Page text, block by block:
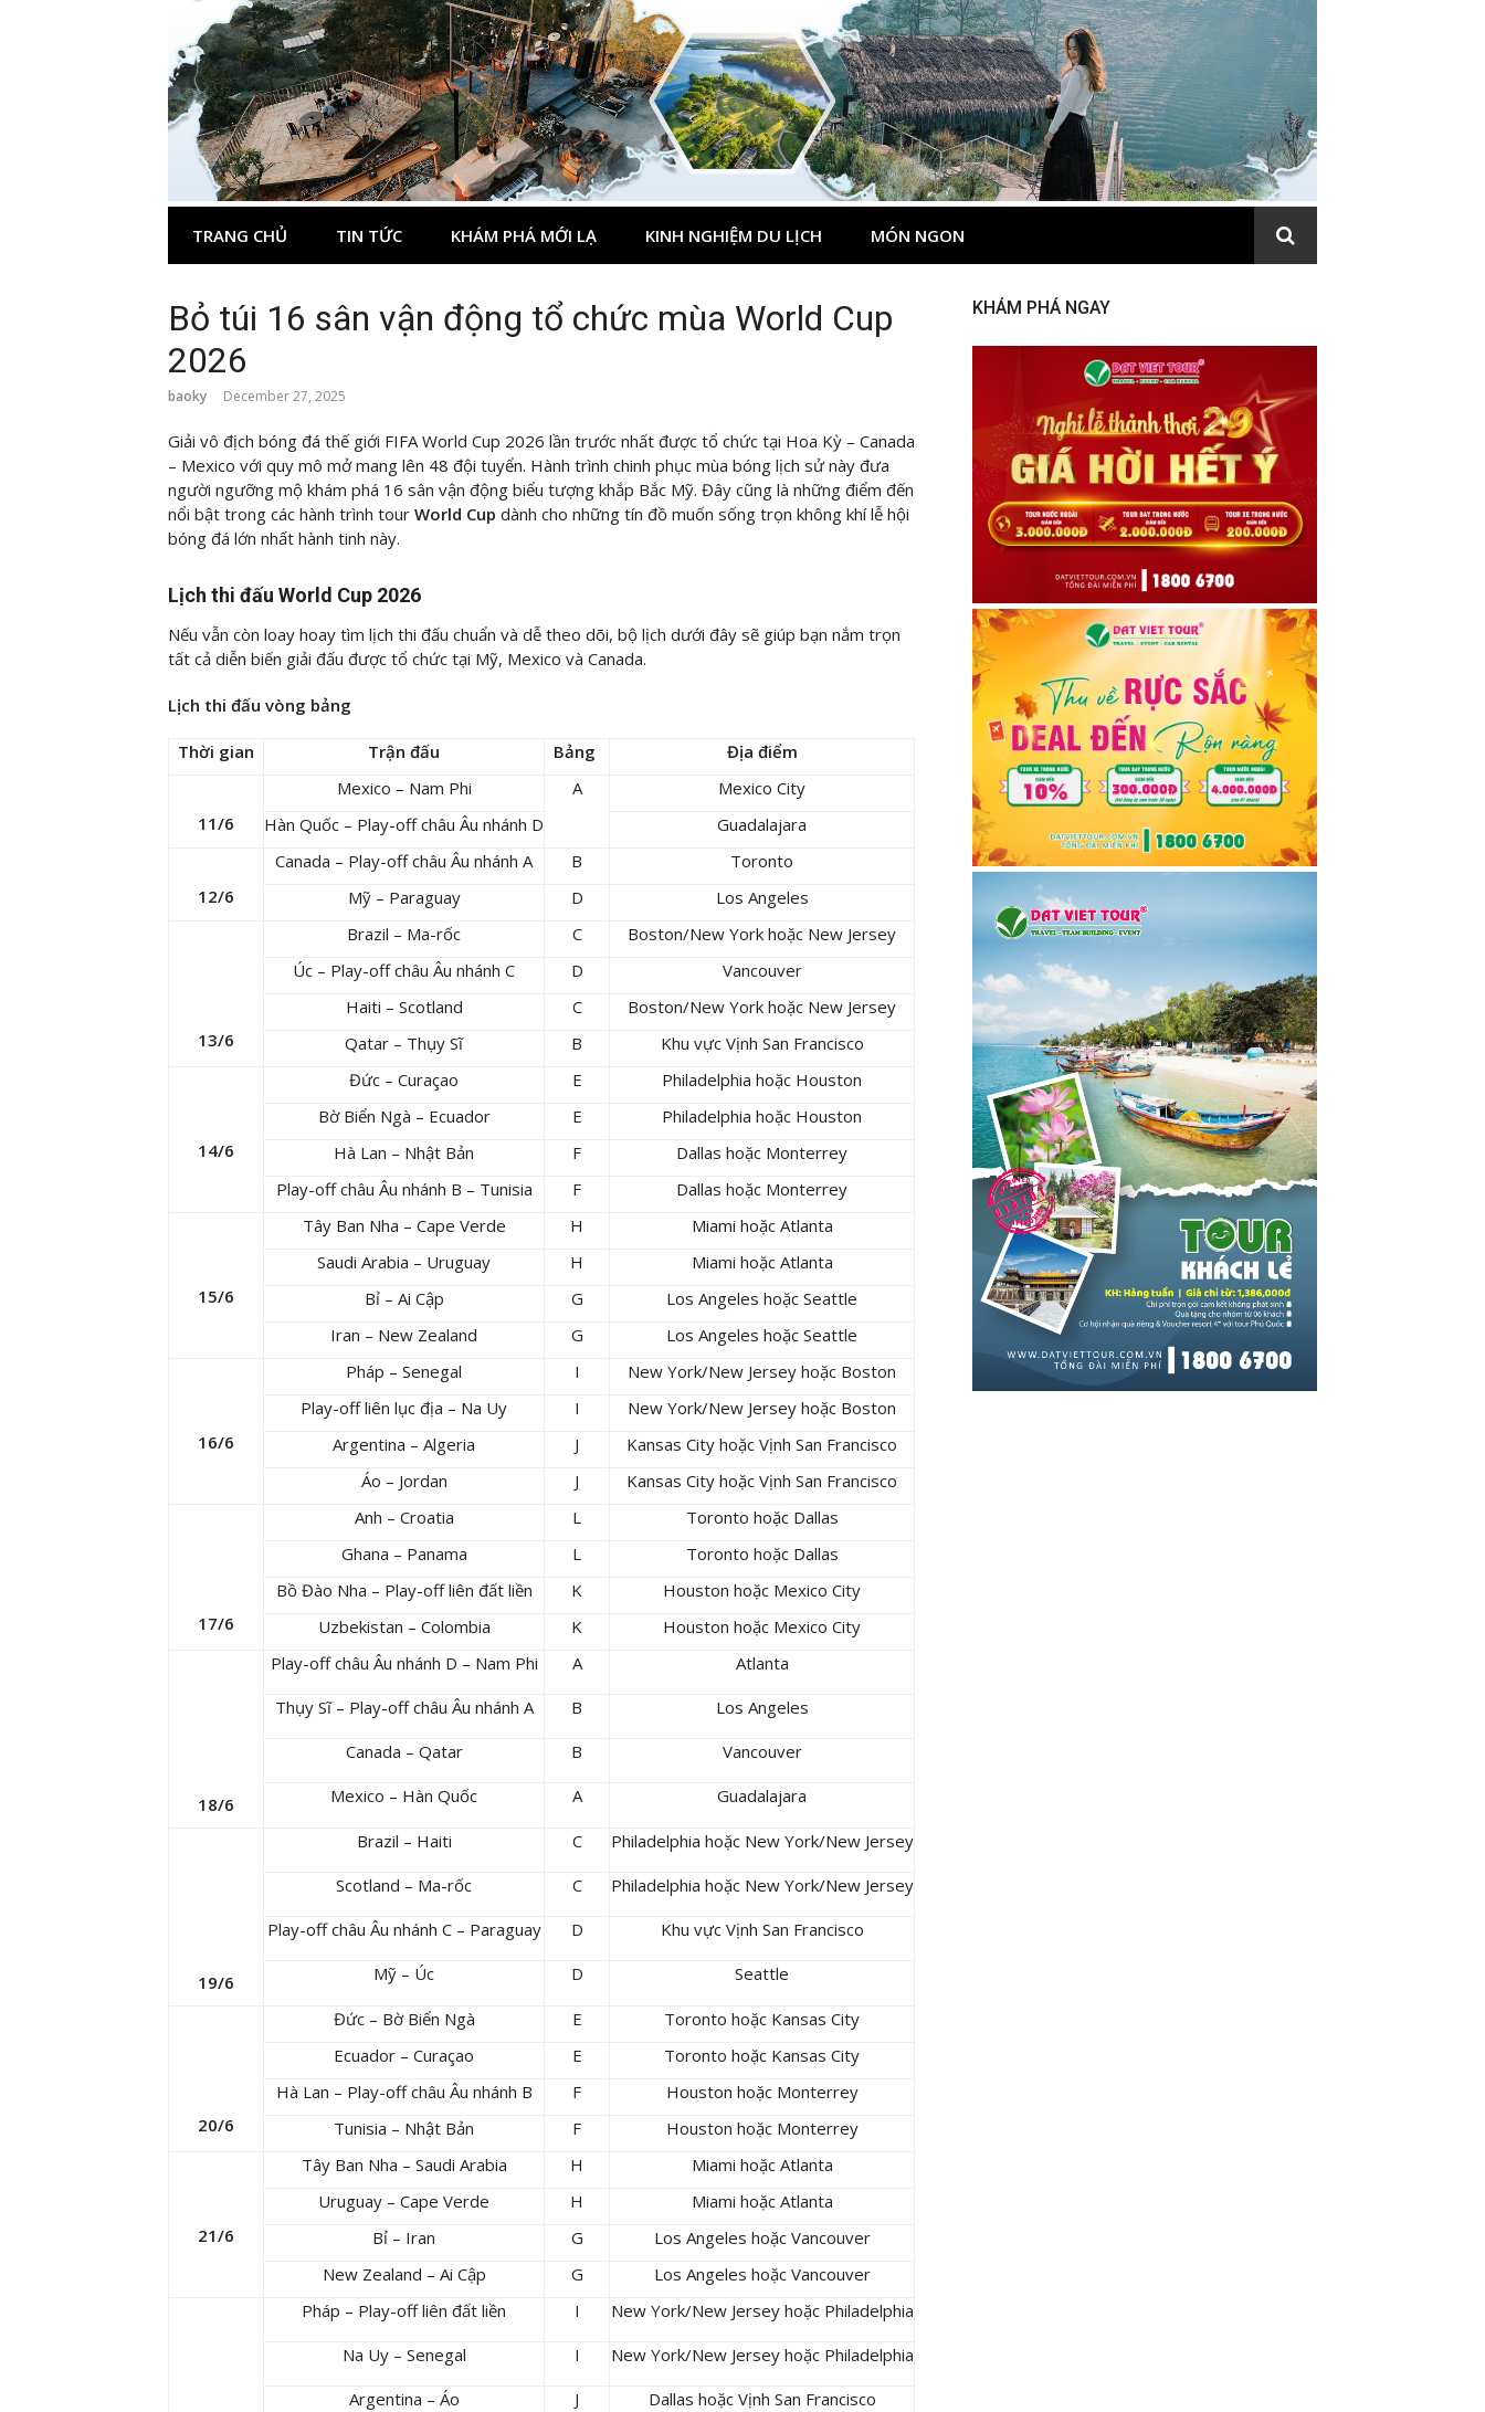
TRANG CHỦ TIN TỨC KHÁM PHÁ MỚI LẠ KINH NGHIỆM DU LỊCH MÓN NGON
Bỏ túi 16 sân vận động tổ chức mùa World Cup
2026
baoky December 27, 2025
Giải vô địch bóng đá thế giới FIFA World Cup 2026 lần trước nhất được tổ chức tại Hoa Kỳ – Canada
– Mexico với quy mô mở mang lên 48 đội tuyển. Hành trình chinh phục mùa bóng lịch sử này đưa
người ngưỡng mộ khám phá 16 sân vận động biểu tượng khắp Bắc Mỹ. Đây cũng là những điểm đến
nổi bật trong các hành trình tour World Cup dành cho những tín đồ muốn sống trọn không khí lễ hội
bóng đá lớn nhất hành tinh này.
Lịch thi đấu World Cup 2026
Nếu vẫn còn loay hoay tìm lịch thi đấu chuẩn và dễ theo dõi, bộ lịch dưới đây sẽ giúp bạn nắm trọn
tất cả diễn biến giải đấu được tổ chức tại Mỹ, Mexico và Canada.
Lịch thi đấu vòng bảng
Thời gian Trận đấu Bảng Địa điểm
11/6
Mexico – Nam Phi A
Mexico City
Hàn Quốc – Play-off châu Âu nhánh D
Guadalajara
12/6
Canada – Play-off châu Âu nhánh A B
Toronto
Mỹ – Paraguay
D Los Angeles
13/6
Brazil – Ma-rốc C
Boston/New York hoặc New Jersey
Úc – Play-off châu Âu nhánh C
D
Vancouver
Haiti – Scotland
C
Boston/New York hoặc New Jersey
Qatar – Thụy Sĩ
B Khu vực Vịnh San Francisco
14/6
Đức – Curaçao E
Philadelphia hoặc Houston
Bờ Biển Ngà – Ecuador
E
Philadelphia hoặc Houston
Hà Lan – Nhật Bản
F
Dallas hoặc Monterrey
Play-off châu Âu nhánh B – Tunisia
F Dallas hoặc Monterrey
15/6
Tây Ban Nha – Cape Verde H
Miami hoặc Atlanta
Saudi Arabia – Uruguay
H
Miami hoặc Atlanta
Bỉ – Ai Cập
G
Los Angeles hoặc Seattle
Iran – New Zealand
G Los Angeles hoặc Seattle
16/6
Pháp – Senegal I
New York/New Jersey hoặc Boston
Play-off liên lục địa – Na Uy
I
New York/New Jersey hoặc Boston
Argentina – Algeria
J
Kansas City hoặc Vịnh San Francisco
Áo – Jordan
J Kansas City hoặc Vịnh San Francisco
17/6
Anh – Croatia L
Toronto hoặc Dallas
Ghana – Panama
L
Toronto hoặc Dallas
Bồ Đào Nha – Play-off liên đất liền
K
Houston hoặc Mexico City
Uzbekistan – Colombia
K Houston hoặc Mexico City
18/6
Play-off châu Âu nhánh D – Nam Phi A
Atlanta
Thụy Sĩ – Play-off châu Âu nhánh A
B
Los Angeles
Canada – Qatar
B
Vancouver
Mexico – Hàn Quốc
A Guadalajara
19/6
Brazil – Haiti C
Philadelphia hoặc New York/New Jersey
Scotland – Ma-rốc
C
Philadelphia hoặc New York/New Jersey
Play-off châu Âu nhánh C – Paraguay
D
Khu vực Vịnh San Francisco
Mỹ – Úc
D Seattle
20/6
Đức – Bờ Biển Ngà E
Toronto hoặc Kansas City
Ecuador – Curaçao
E
Toronto hoặc Kansas City
Hà Lan – Play-off châu Âu nhánh B
F
Houston hoặc Monterrey
Tunisia – Nhật Bản
F Houston hoặc Monterrey
21/6
Tây Ban Nha – Saudi Arabia H
Miami hoặc Atlanta
Uruguay – Cape Verde
H
Miami hoặc Atlanta
Bỉ – Iran
G
Los Angeles hoặc Vancouver
New Zealand – Ai Cập
G Los Angeles hoặc Vancouver
Pháp – Play-off liên đất liền I
New York/New Jersey hoặc Philadelphia
Na Uy – Senegal
I
New York/New Jersey hoặc Philadelphia
Argentina – Áo
J
Dallas hoặc Vịnh San Francisco
KHÁM PHÁ NGAY